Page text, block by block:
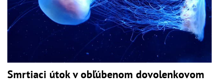
Smrtiaci útok v obľúbenom dovolenkovom